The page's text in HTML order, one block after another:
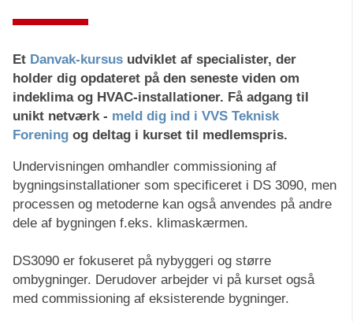
Et Danvak-kursus udviklet af specialister, der
holder dig opdateret på den seneste viden om
indeklima og HVAC-installationer. Få adgang til
unikt netværk - meld dig ind i VVS Teknisk
Forening og deltag i kurset til medlemspris.
Undervisningen omhandler commissioning af
bygningsinstallationer som specificeret i DS 3090, men
processen og metoderne kan også anvendes på andre
dele af bygningen f.eks. klimaskærmen.
DS3090 er fokuseret på nybyggeri og større
ombygninger. Derudover arbejder vi på kurset også
med commissioning af eksisterende bygninger.